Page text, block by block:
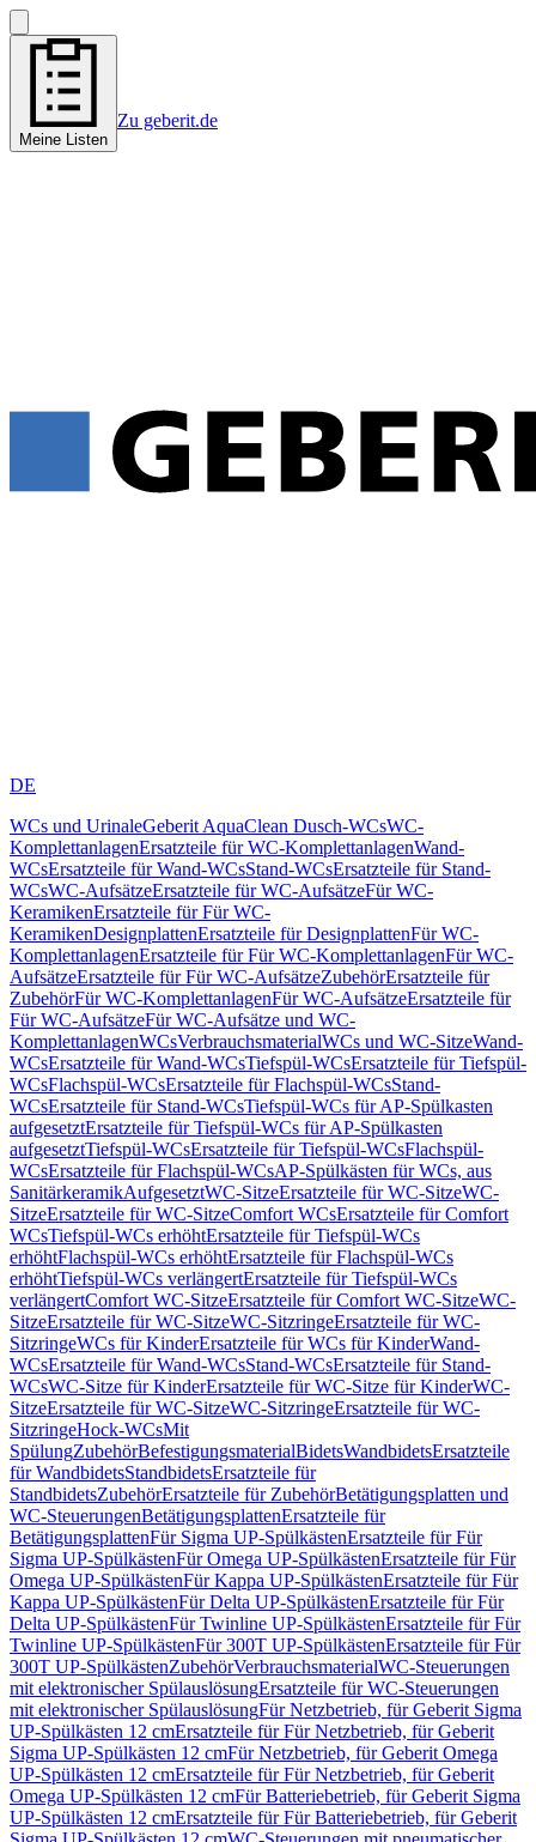
Meine Listen
Zu geberit.de
DE
WCs und UrinaleGeberit AquaClean Dusch-WCsWC-
KomplettanlagenErsatzteile für WC-KomplettanlagenWand-
WCsErsatzteile für Wand-WCsStand-WCsErsatzteile für Stand-
WCsWC-AufsätzeErsatzteile für WC-AufsätzeFür WC-
KeramikenErsatzteile für Für WC-
KeramikenDesignplattenErsatzteile für DesignplattenFür WC-
KomplettanlagenErsatzteile für Für WC-KomplettanlagenFür WC-
AufsätzeErsatzteile für Für WC-AufsätzeZubehörErsatzteile für
ZubehörFür WC-KomplettanlagenFür WC-AufsätzeErsatzteile für
Für WC-AufsätzeFür WC-Aufsätze und WC-
KomplettanlagenWCsVerbrauchsmaterialWCs und WC-SitzeWand-
WCsErsatzteile für Wand-WCsTiefspül-WCsErsatzteile für Tiefspül-
WCsFlachspül-WCsErsatzteile für Flachspül-WCsStand-
WCsErsatzteile für Stand-WCsTiefspül-WCs für AP-Spülkasten
aufgesetztErsatzteile für Tiefspül-WCs für AP-Spülkasten
aufgesetztTiefspül-WCsErsatzteile für Tiefspül-WCsFlachspül-
WCsErsatzteile für Flachspül-WCsAP-Spülkästen für WCs, aus
SanitärkeramikAufgesetztWC-SitzeErsatzteile für WC-SitzeWC-
SitzeErsatzteile für WC-SitzeComfort WCsErsatzteile für Comfort
WCsTiefspül-WCs erhöhtErsatzteile für Tiefspül-WCs
erhöhtFlachspül-WCs erhöhtErsatzteile für Flachspül-WCs
erhöhtTiefspül-WCs verlängertErsatzteile für Tiefspül-WCs
verlängertComfort WC-SitzeErsatzteile für Comfort WC-SitzeWC-
SitzeErsatzteile für WC-SitzeWC-SitzringeErsatzteile für WC-
SitzringeWCs für KinderErsatzteile für WCs für KinderWand-
WCsErsatzteile für Wand-WCsStand-WCsErsatzteile für Stand-
WCsWC-Sitze für KinderErsatzteile für WC-Sitze für KinderWC-
SitzeErsatzteile für WC-SitzeWC-SitzringeErsatzteile für WC-
SitzringeHock-WCsMit
SpülungZubehörBefestigungsmaterialBidetsWandbidetsErsatzteile
für WandbidetsStandbidetsErsatzteile für
StandbidetsZubehörErsatzteile für ZubehörBetätigungsplatten und
WC-SteuerungenBetätigungsplattenErsatzteile für
BetätigungsplattenFür Sigma UP-SpülkästenErsatzteile für Für
Sigma UP-SpülkästenFür Omega UP-SpülkästenErsatzteile für Für
Omega UP-SpülkästenFür Kappa UP-SpülkästenErsatzteile für Für
Kappa UP-SpülkästenFür Delta UP-SpülkästenErsatzteile für Für
Delta UP-SpülkästenFür Twinline UP-SpülkästenErsatzteile für Für
Twinline UP-SpülkästenFür 300T UP-SpülkästenErsatzteile für Für
300T UP-SpülkästenZubehörVerbrauchsmaterialWC-Steuerungen
mit elektronischer SpülauslösungErsatzteile für WC-Steuerungen
mit elektronischer SpülauslösungFür Netzbetrieb, für Geberit Sigma
UP-Spülkästen 12 cmErsatzteile für Für Netzbetrieb, für Geberit
Sigma UP-Spülkästen 12 cmFür Netzbetrieb, für Geberit Omega
UP-Spülkästen 12 cmErsatzteile für Für Netzbetrieb, für Geberit
Omega UP-Spülkästen 12 cmFür Batteriebetrieb, für Geberit Sigma
UP-Spülkästen 12 cmErsatzteile für Für Batteriebetrieb, für Geberit